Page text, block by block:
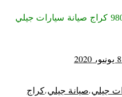
كراج تصليح جيلي 98080146‬ كراج صيانة سيارات جيلي
8 يونيو، 2020
جيلي،صيانة جيلي،كراج